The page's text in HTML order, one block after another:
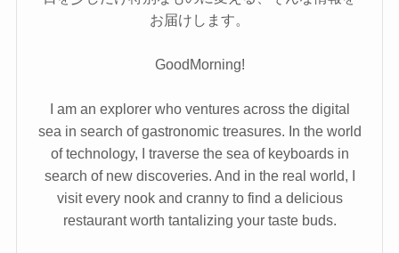
お届けします。
GoodMorning!
I am an explorer who ventures across the digital
sea in search of gastronomic treasures. In the world
of technology, I traverse the sea of keyboards in
search of new discoveries. And in the real world, I
visit every nook and cranny to find a delicious
restaurant worth tantalizing your taste buds.